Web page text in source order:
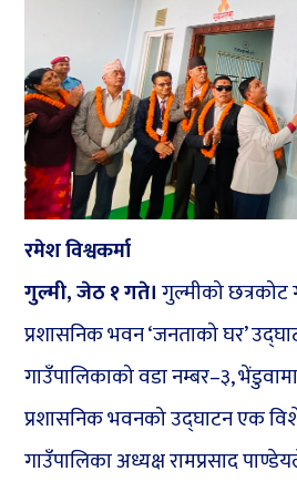
रमेश विश्वकर्मा
गुल्मी, जेठ १ गते।गुल्मीको छत्रकोट
प्रशासनिक भवन ‘जनताको घर’
गाउँपालिकाको वडा नम्बर–३,
प्रशासनिक भवनको उद्घाटन एक
गाउँपालिका अध्यक्ष रामप्रसाद